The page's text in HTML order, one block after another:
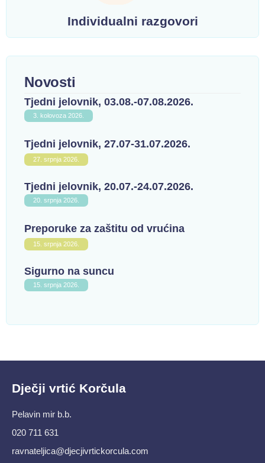
Individualni razgovori
Novosti
Tjedni jelovnik, 03.08.-07.08.2026.
3. kolovoza 2026.
Tjedni jelovnik, 27.07-31.07.2026.
27. srpnja 2026.
Tjedni jelovnik, 20.07.-24.07.2026.
20. srpnja 2026.
Preporuke za zaštitu od vrućina
15. srpnja 2026.
Sigurno na suncu
15. srpnja 2026.
Dječji vrtić Korčula
Pelavin mir b.b.
020 711 631
ravnateljica@djecjivrtickorcula.com